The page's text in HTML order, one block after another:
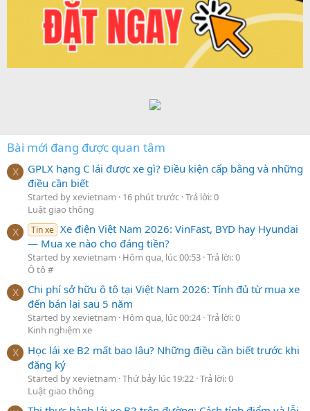
Bài mới đang được quan tâm
X
GPLX hạng C lái được xe gì? Điều kiện cấp bằng và những
điều cần biết
Started by xevietnam 16 phút trước Trả lời: 0
Luật giao thông
X Tin xe Xe điện Việt Nam 2026: VinFast, BYD hay Hyundai
— Mua xe nào cho đáng tiền?
Started by xevietnam Hôm qua, lúc 00:53 Trả lời: 0
Ô tô #
X
Chi phí sở hữu ô tô tại Việt Nam 2026: Tính đủ từ mua xe
đến bán lại sau 5 năm
Started by xevietnam Hôm qua, lúc 00:24 Trả lời: 0
Kinh nghiệm xe
X
Học lái xe B2 mất bao lâu? Những điều cần biết trước khi
đăng ký
Started by xevietnam Thứ bảy lúc 19:22 Trả lời: 0
Luật giao thông